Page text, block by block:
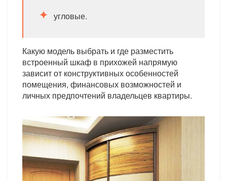
угловые.
Какую модель выбрать и где разместить
встроенный шкаф в прихожей напрямую
зависит от конструктивных особенностей
помещения, финансовых возможностей и
личных предпочтений владельцев квартиры.